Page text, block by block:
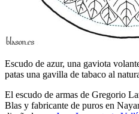
Escudo de azur, una gaviota
patas una gavilla de tabaco al
El escudo de armas de Gregorio
Blas y fabricante de puros en